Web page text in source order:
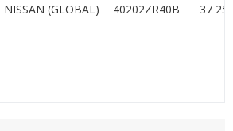
NISSAN (GLOBAL) 40202ZR40B 37